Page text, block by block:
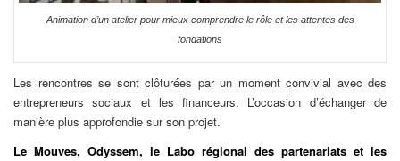
Animation d’un atelier pour mieux comprendre le rôle et les attentes des
fondations
Les rencontres se sont clôturées par un moment convivial avec des
entrepreneurs sociaux et les financeurs. L’occasion d’échanger de
manière plus approfondie sur son projet.
Le Mouves, Odyssem, le Labo régional des partenariats et les